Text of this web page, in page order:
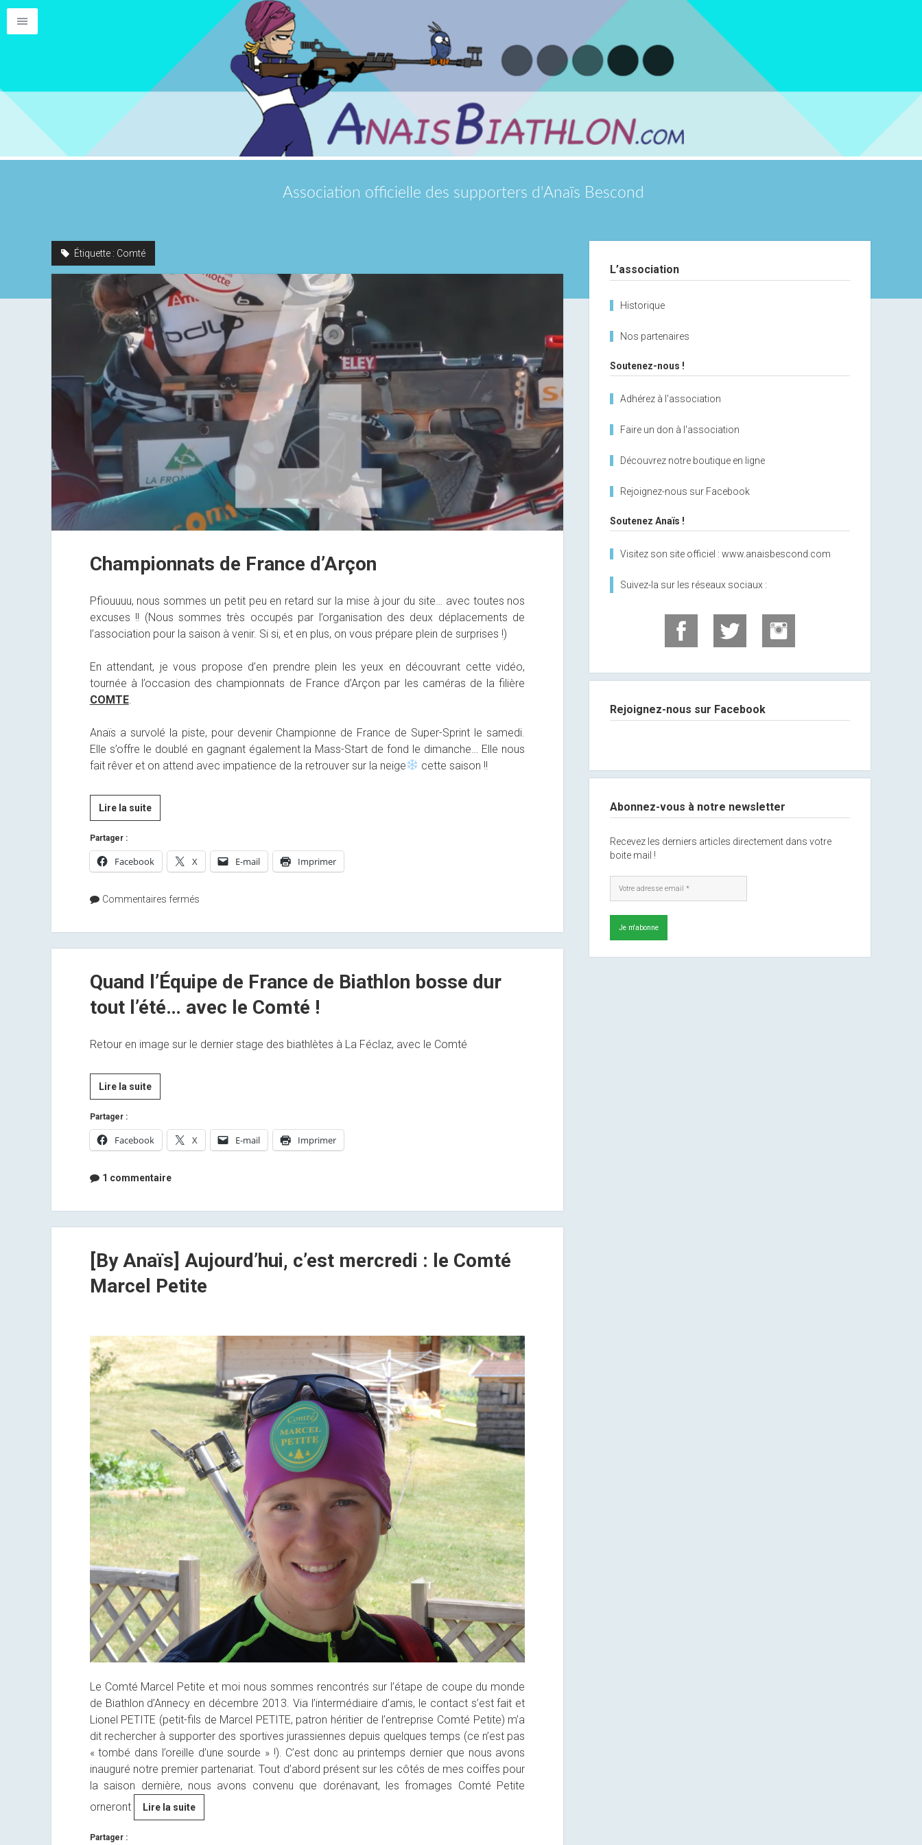
Association officielle des supporters d'Anaïs Bescond
Étiquette : Comté
Championnats de France d’Arçon
Pfiouuuu, nous sommes un petit peu en retard sur la mise à jour du site… avec toutes nos
excuses !! (Nous sommes très occupés par l’organisation des deux déplacements de
l’association pour la saison à venir. Si si, et en plus, on vous prépare plein de surprises !)
En attendant, je vous propose d’en prendre plein les yeux en découvrant cette vidéo,
tournée à l’occasion des championnats de France d’Arçon par les caméras de la filière
COMTE.
Anaïs a survolé la piste, pour devenir Championne de France de Super-Sprint le samedi.
Elle s’offre le doublé en gagnant également la Mass-Start de fond le dimanche… Elle nous
fait rêver et on attend avec impatience de la retrouver sur la neige
cette saison !!
Lire la suiteChampionnats
de
d’Arçon
Partager :
Facebook X E-mail Imprimer
Commentaires fermés
Quand l’Équipe de France de Biathlon bosse dur
tout l’été… avec le Comté !
Retour en image sur le dernier stage des biathlètes à La Féclaz, avec le Comté
Lire la suiteQuand
l’Équipe
France
de
bosse
le
Comté
Partager :
Facebook X E-mail Imprimer
1 commentaire
[By Anaïs] Aujourd’hui, c’est mercredi : le Comté
Marcel Petite
Le Comté Marcel Petite et moi nous sommes rencontrés sur l’étape de coupe du monde
de Biathlon d’Annecy en décembre 2013. Via l’intermédiaire d’amis, le contact s’est fait et
Lionel PETITE (petit-fils de Marcel PETITE, patron héritier de l’entreprise Comté Petite) m’a
dit rechercher à supporter des sportives jurassiennes depuis quelques temps (ce n’est pas
« tombé dans l’oreille d’une sourde » !). C’est donc au printemps dernier que nous avons
inauguré notre premier partenariat. Tout d’abord présent sur les côtés de mes coiffes pour
la saison dernière, nous avons convenu que dorénavant, les fromages Comté Petite
orneront
Lire la suite[By
Anaïs]
Partager :
L’association
Historique
Nos partenaires
Soutenez-nous !
Adhérez à l'association
Faire un don à l'association
Découvrez notre boutique en ligne
Rejoignez-nous sur Facebook
Soutenez Anaïs !
Visitez son site officiel : www.anaisbescond.com
Suivez-la sur les réseaux sociaux :
Rejoignez-nous sur Facebook
Abonnez-vous à notre newsletter
Recevez les derniers articles directement dans votre
boite mail !